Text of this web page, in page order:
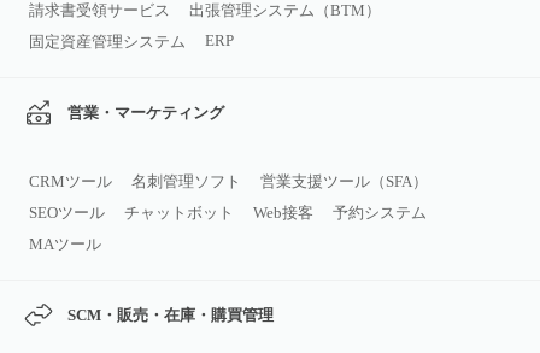
請求書受領サービス
出張管理システム（BTM）
固定資産管理システム
ERP
営業・マーケティング
CRMツール 名刺管理ソフト
営業支援ツール（SFA）
SEOツール
チャットボット Web接客
予約システム
MAツール
SCM・販売・在庫・購買管理